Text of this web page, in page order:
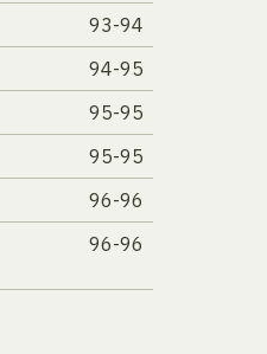
93-94
94-95
95-95
95-95
96-96
96-96